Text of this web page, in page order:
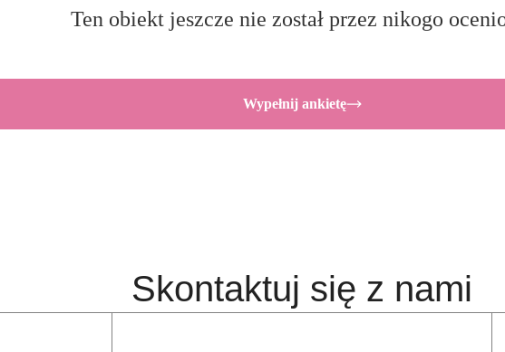
Ten obiekt jeszcze nie został przez nikogo
Wypełnij ankietę
Skontaktuj się z nami